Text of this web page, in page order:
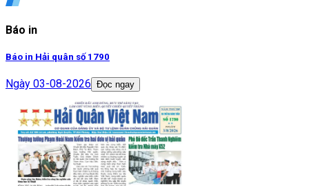
Báo in
Báo in Hải quân số 1790
Ngày 03-08-2026 Đọc ngay